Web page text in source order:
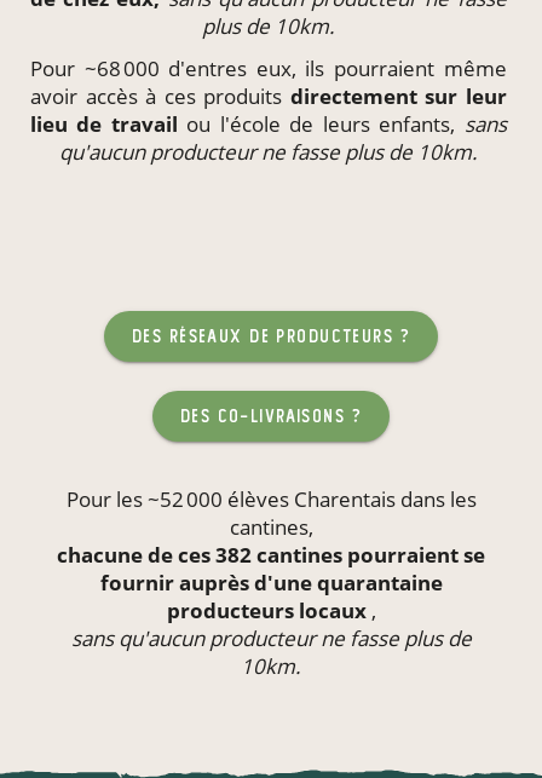
plus de 10km.
Pour ~68 000 d'entres eux, ils pourraient même
avoir accès à ces produits directementsur leur
lieu de travail ou l'école de leurs enfants, sans
qu'aucun producteur ne fasse plus de 10km.
des réseaux de producteurs ?
des co-livraisons ?
Pour les ~52 000 élèves Charentais dans les
cantines,
chacune de ces 382 cantines pourraient se
fournir auprès d'une quarantaine
producteurs locaux ,
sans qu'aucun producteur ne fasse plus de
10km.